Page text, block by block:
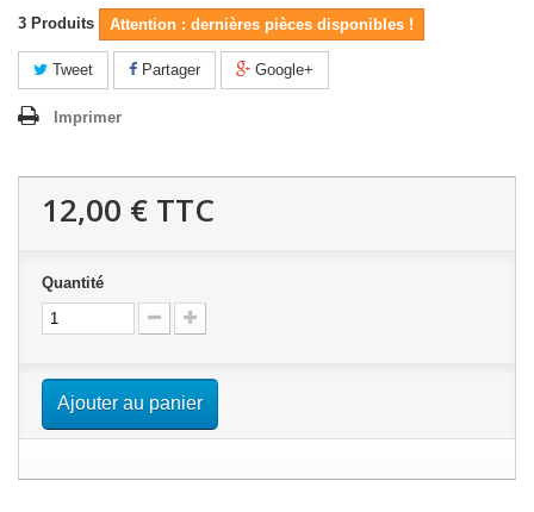
3 Produits Attention : dernières pièces disponibles !
Tweet Partager Google+
Imprimer
12,00 € TTC
Quantité
Ajouter au panier